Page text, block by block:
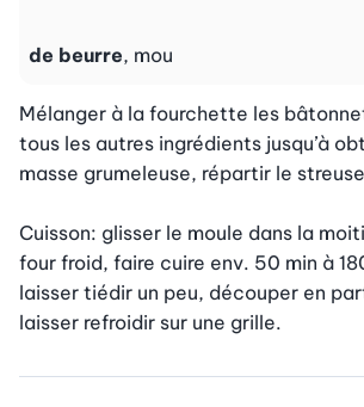
de beurre, mou
Mélanger à la fourchette les
tous les autres ingrédients jusqu’à
masse grumeleuse, répartir le
Cuisson: glisser le moule dans la
four froid, faire cuire env. 50 min à
laisser tiédir un peu, découper en
laisser refroidir sur une grille.